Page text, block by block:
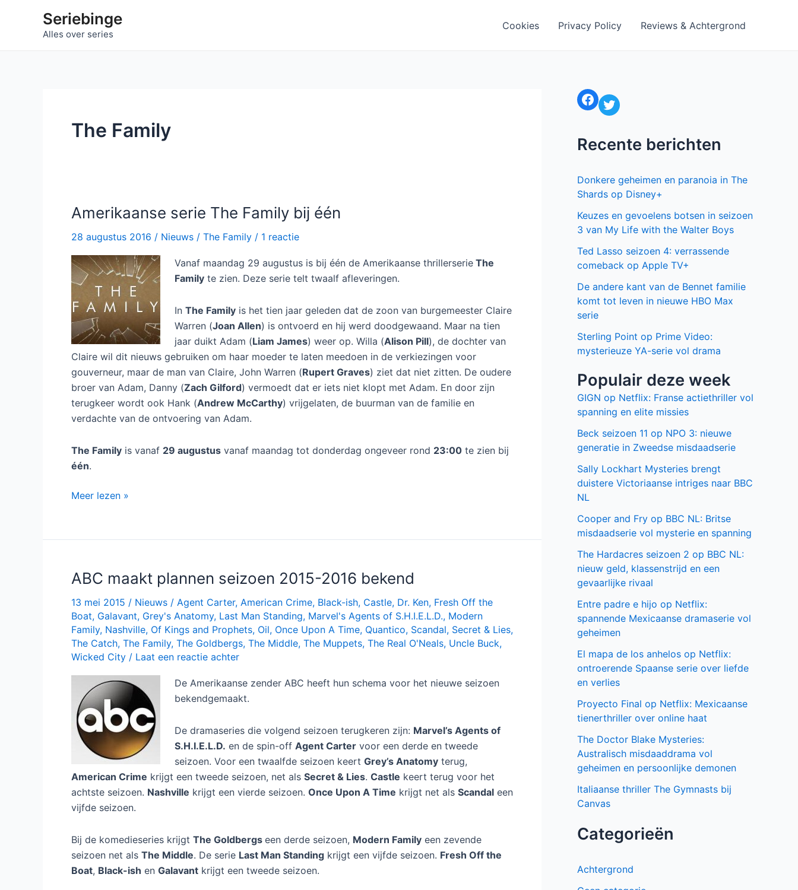
Seriebinge
Alles over series
Cookies Privacy Policy Reviews & Achtergrond
The Family
Amerikaanse serie The Family bij één
28 augustus 2016 / Nieuws / The Family / 1 reactie
Vanaf maandag 29 augustus is bij één de Amerikaanse thrillerserie The
Family te zien. Deze serie telt twaalf afleveringen.
In The Family is het tien jaar geleden dat de zoon van burgemeester Claire
Warren (Joan Allen) is ontvoerd en hij werd doodgewaand. Maar na tien
jaar duikt Adam (Liam James) weer op. Willa (Alison Pill), de dochter van
Claire wil dit nieuws gebruiken om haar moeder te laten meedoen in de verkiezingen voor
gouverneur, maar de man van Claire, John Warren (Rupert Graves) ziet dat niet zitten. De oudere
broer van Adam, Danny (Zach Gilford) vermoedt dat er iets niet klopt met Adam. En door zijn
terugkeer wordt ook Hank (Andrew McCarthy) vrijgelaten, de buurman van de familie en
verdachte van de ontvoering van Adam.
The Family is vanaf 29 augustus vanaf maandag tot donderdag ongeveer rond 23:00 te zien bij
één.
Amerikaanse
Family
één
Meer lezen »
ABC maakt plannen seizoen 2015-2016 bekend
13 mei 2015 / Nieuws / Agent Carter, American Crime, Black-ish, Castle, Dr. Ken, Fresh Off the
Boat, Galavant, Grey's Anatomy, Last Man Standing, Marvel's Agents of S.H.I.E.L.D., Modern
Family, Nashville, Of Kings and Prophets, Oil, Once Upon A Time, Quantico, Scandal, Secret & Lies,
The Catch, The Family, The Goldbergs, The Middle, The Muppets, The Real O'Neals, Uncle Buck,
Wicked City / Laat een reactie achter
De Amerikaanse zender ABC heeft hun schema voor het nieuwe seizoen
bekendgemaakt.
De dramaseries die volgend seizoen terugkeren zijn: Marvel’s Agents of
S.H.I.E.L.D. en de spin-off Agent Carter voor een derde en tweede
seizoen. Voor een twaalfde seizoen keert Grey’s Anatomy terug,
American Crime krijgt een tweede seizoen, net als Secret & Lies. Castle keert terug voor het
achtste seizoen. Nashville krijgt een vierde seizoen. Once Upon A Time krijgt net als Scandal een
vijfde seizoen.
Bij de komedieseries krijgt The Goldbergs een derde seizoen, Modern Family een zevende
seizoen net als The Middle. De serie Last Man Standing krijgt een vijfde seizoen. Fresh Off the
Boat, Black-ish en Galavant krijgt een tweede seizoen.
Facebook Twitter
Recente berichten
Donkere geheimen en paranoia in The
Shards op Disney+
Keuzes en gevoelens botsen in seizoen
3 van My Life with the Walter Boys
Ted Lasso seizoen 4: verrassende
comeback op Apple TV+
De andere kant van de Bennet familie
komt tot leven in nieuwe HBO Max
serie
Sterling Point op Prime Video:
mysterieuze YA-serie vol drama
Populair deze week
GIGN op Netflix: Franse actiethriller vol
spanning en elite missies
Beck seizoen 11 op NPO 3: nieuwe
generatie in Zweedse misdaadserie
Sally Lockhart Mysteries brengt
duistere Victoriaanse intriges naar BBC
NL
Cooper and Fry op BBC NL: Britse
misdaadserie vol mysterie en spanning
The Hardacres seizoen 2 op BBC NL:
nieuw geld, klassenstrijd en een
gevaarlijke rivaal
Entre padre e hijo op Netflix:
spannende Mexicaanse dramaserie vol
geheimen
El mapa de los anhelos op Netflix:
ontroerende Spaanse serie over liefde
en verlies
Proyecto Final op Netflix: Mexicaanse
tienerthriller over online haat
The Doctor Blake Mysteries:
Australisch misdaaddrama vol
geheimen en persoonlijke demonen
Italiaanse thriller The Gymnasts bij
Canvas
Categorieën
Achtergrond